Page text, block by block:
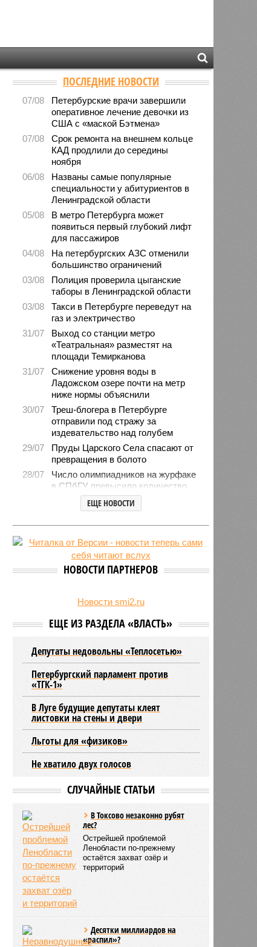
ПОСЛЕДНИЕ НОВОСТИ
07/08
Петербурские врачи завершили
оперативное лечение девочки из
США с «маской Бэтмена»
07/08
Срок ремонта на внешнем кольце
КАД продлили до середины
ноября
06/08
Названы самые популярные
специальности у абитуриентов в
Ленинградской области
05/08
В метро Петербурга может
появиться первый глубокий лифт
для пассажиров
04/08
На петербургских АЗС отменили
большинство ограничений
03/08
Полиция проверила цыганские
таборы в Ленинградской области
03/08
Такси в Петербурге переведут на
газ и электричество
31/07
Выход со станции метро
«Театральная» разместят на
площади Темирканова
31/07
Снижение уровня воды в
Ладожском озере почти на метр
ниже нормы объяснили
30/07
Треш-блогера в Петербурге
отправили под стражу за
издевательство над голубем
29/07
Пруды Царского Села спасают от
превращения в болото
28/07
Число олимпиадников на журфаке
в СПбГУ превысило количество
бюджетных мест
Рейды против подростков-
неформалов проведут в городе на
Оплатить проезд в наземном
транспорте Петербурга можно
будет по геолокации
отключения горячей воды в
ЕЩЕ НОВОСТИ
НОВОСТИ ПАРТНЕРОВ
Новости smi2.ru
ЕЩЕ ИЗ РАЗДЕЛА «ВЛАСТЬ»
Депутаты недовольны «Теплосетью»
Петербургский парламент против
«ТГК-1»
В Луге будущие депутаты клеят
листовки на стены и двери
Льготы для «физиков»
Не хватило двух голосов
СЛУЧАЙНЫЕ СТАТЬИ
В Токсово незаконно рубят
лес?
Острейшей проблемой
Ленобласти по-прежнему
остаётся захват озёр и
территорий
Десятки миллиардов на
«распил»?